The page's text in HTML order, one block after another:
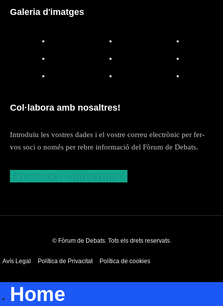
Galeria d'imatges
Col·labora amb nosaltres!
Introduïu les vostres dades i el vostre correu electrònic per fer-
vos soci o només per rebre informació del Fòrum de Debats.
© Fòrum de Debats. Tots els drets reservats.
Avís Legal Política de Privacitat Política de cookies
Home